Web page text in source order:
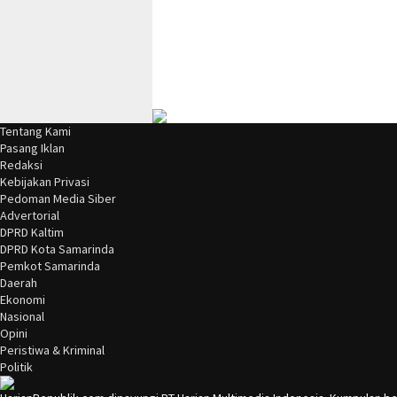
Tentang Kami
Pasang Iklan
Redaksi
Kebijakan Privasi
Pedoman Media Siber
Advertorial
DPRD Kaltim
DPRD Kota Samarinda
Pemkot Samarinda
Daerah
Ekonomi
Nasional
Opini
Peristiwa & Kriminal
Politik